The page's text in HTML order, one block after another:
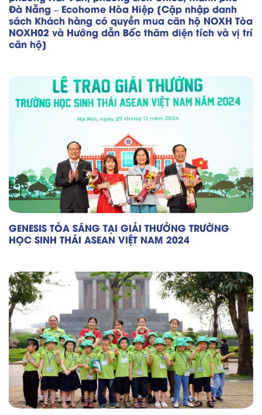
Đà Nẵng – Ecohome Hòa Hiệp [Cập nhập danh
sách Khách hàng có quyền mua căn hộ NOXH Tòa
NOXH02 và Hướng dẫn Bốc thăm diện tích và vị trí
căn hộ]
GENESIS TỎA SÁNG TẠI GIẢI THƯỞNG TRƯỜNG
HỌC SINH THÁI ASEAN VIỆT NAM 2024